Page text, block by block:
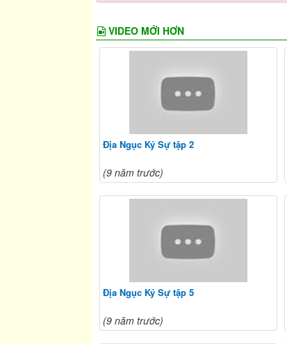
VIDEO MỚI HƠN
Địa Ngục Ký Sự tập 2
(9 năm trước)
Địa Ngục Ký Sự tập 5
(9 năm trước)